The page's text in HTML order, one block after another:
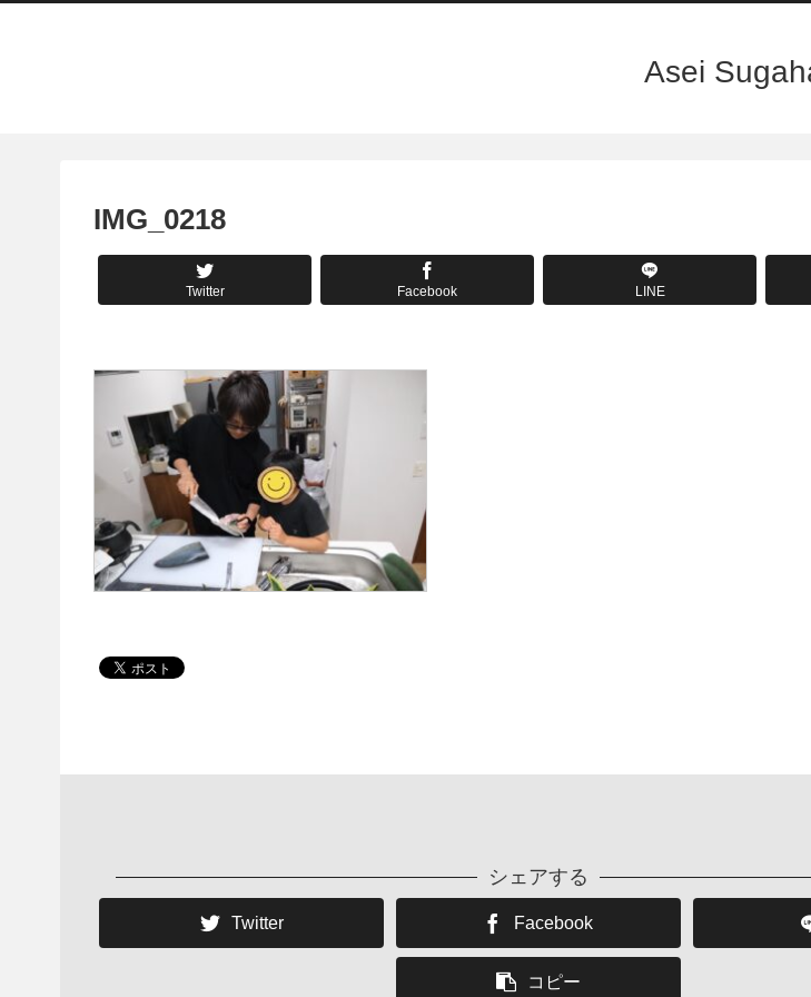
Asei
IMG_0218
Twitter Facebook LINE
シェアする
Twitter Facebook
コピー